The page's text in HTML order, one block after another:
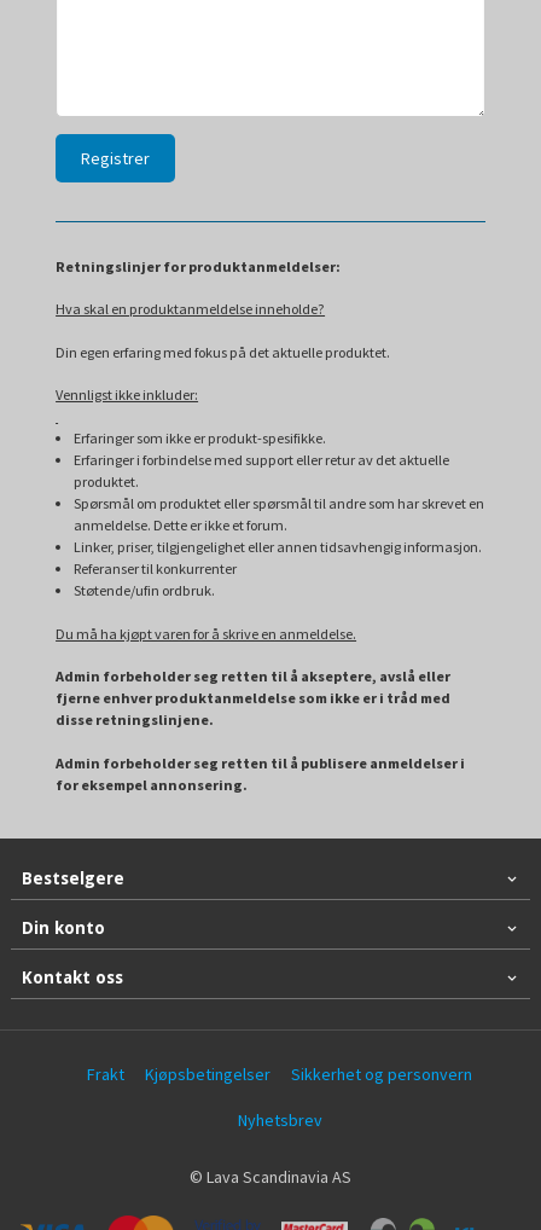
Retningslinjer for produktanmeldelser:
Hva skal en produktanmeldelse inneholde?
Din egen erfaring med fokus på det aktuelle produktet.
Vennligst ikke inkluder:
Erfaringer som ikke er produkt-spesifikke.
Erfaringer i forbindelse med support eller retur av det aktuelle
produktet.
Spørsmål om produktet eller spørsmål til andre som har skrevet en
anmeldelse. Dette er ikke et forum.
Linker, priser, tilgjengelighet eller annen tidsavhengig informasjon.
Referanser til konkurrenter
Støtende/ufin ordbruk.
Du må ha kjøpt varen for å skrive en anmeldelse.
Admin forbeholder seg retten til å akseptere, avslå eller
fjerne enhver produktanmeldelse som ikke er i tråd med
disse retningslinjene.
Admin forbeholder seg retten til å publisere anmeldelser i
for eksempel annonsering.
Bestselgere
Din konto
Kontakt oss
Frakt Kjøpsbetingelser Sikkerhet og personvern
Nyhetsbrev
© Lava Scandinavia AS